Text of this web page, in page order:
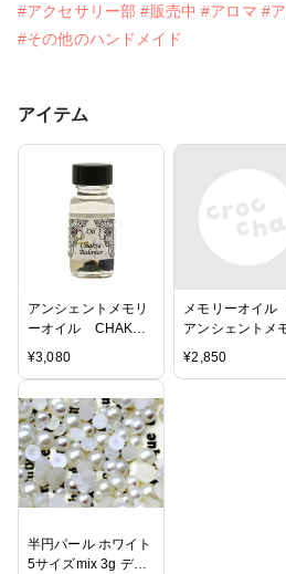
#アクセサリー部 #販売中 #アロマ #
#その他のハンドメイド
アイテム
アンシェントメモリ
ーオイル CHAKRA
BALANCE (チャク
ラ・バランス)
¥3,080
メモリーオイル
アンシェントメ
ーオイル Moon
ムーン 15ml 室内
¥2,850
半円パール ホワイト
5サイズmix 3g デコ